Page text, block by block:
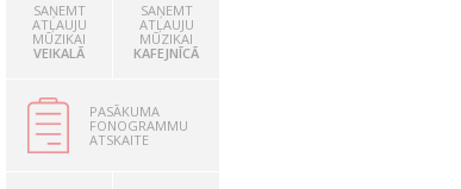
SAŅEMT
ATĻAUJU
MŪZIKAI
VEIKALĀ
SAŅEMT
ATĻAUJU
MŪZIKAI
KAFEJNĪCĀ
PASĀKUMA
FONOGRAMMU
ATSKAITE